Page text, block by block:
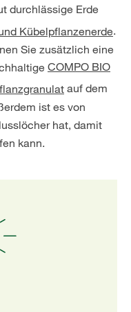
durchlässige Erde
Kübelpflanzenerde.
Sie zusätzlich eine
COMPO BIO
auf dem
ist es von
hat, damit
kann.